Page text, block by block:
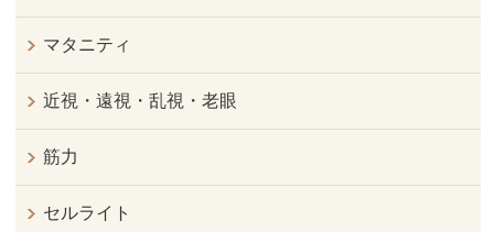
マタニティ
近視・遠視・乱視・老眼
筋力
セルライト